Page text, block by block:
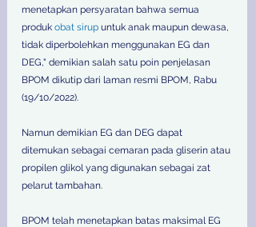
menetapkan persyaratan bahwa semua
produk obat sirup untuk anak maupun dewasa,
tidak diperbolehkan menggunakan EG dan
DEG," demikian salah satu poin penjelasan
BPOM dikutip dari laman resmi BPOM, Rabu
(19/10/2022).
Namun demikian EG dan DEG dapat
ditemukan sebagai cemaran pada gliserin atau
propilen glikol yang digunakan sebagai zat
pelarut tambahan.
BPOM telah menetapkan batas maksimal EG